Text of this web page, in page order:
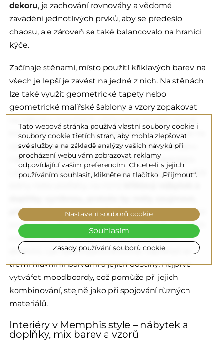
dekoru, je zachování rovnováhy a vědomé
zavádění jednotlivých prvků, aby se předešlo
chaosu, ale zároveň se také balancovalo na hranici
kýče.
Začínaje stěnami, místo použití křiklavých barev na
všech je lepší je zavést na jedné z nich. Na stěnách
lze také využít geometrické tapety nebo
geometrické malířské šablony a vzory zopakovat
kontrastní tvary a barvy. Výrazné barvy i vzory se na
začátku vyplatí zavádět právě v prvcích, jako jsou
nábytek, koberce, polštáře nebo velké dekorace.
Lze se rozhodnout pro neutrální pozadí, tedy světlé
doplňky vyniknou, protože by měly zaujmout,
přitahovat pozornost a budovat prostor
. Lze také
zvolit jednu dominantní barvu na větších plochách
a předmětech a přidat několik kontrastních
akcentů. Lze také experimentovat například se
třemi hlavními barvami a jejich odstíny, nejprve
vytvářet moodboardy, což pomůže při jejich
kombinování, stejně jako při spojování různých
materiálů.
Interiéry v Memphis style – nábytek a
doplňky, mix barev a vzorů
Tato webová stránka používá vlastní soubory cookie i
soubory cookie třetích stran, aby mohla zlepšovat
své služby a na základě analýzy vašich návyků při
procházení webu vám zobrazovat reklamy
odpovídající vašim preferencím. Chcete-li s jejich
používáním souhlasit, klikněte na tlačítko „Přijmout“.
Zásady používání souborů cookie
Nastavení souborů cookie
Souhlasím